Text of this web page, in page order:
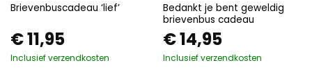
Brievenbuscadeau ‘lief’
€11,95
Inclusief verzendkosten
Bedankt je bent geweldig
brievenbus cadeau
€14,95
Inclusief verzendkosten